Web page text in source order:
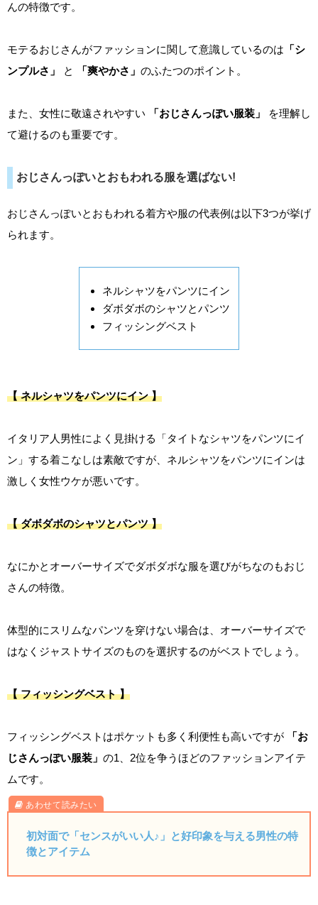
んの特徴です。
モテるおじさんがファッションに関して意識しているのは 「シ
ンプルさ」
と 「爽やかさ」 のふたつのポイント。
また、女性に敬遠されやすい 「おじさんっぽい服装」
を理解し
て避けるのも重要です。
おじさんっぽいとおもわれる服を選ばない!
おじさんっぽいとおもわれる着方や服の代表例は以下3つが挙げ
られます。
ネルシャツをパンツにイン
ダボダボのシャツとパンツ
フィッシングベスト
【 ネルシャツをパンツにイン 】
イタリア人男性によく見掛ける「タイトなシャツをパンツにイ
ン」する着こなしは素敵ですが、ネルシャツをパンツにインは
激しく女性ウケが悪いです。
【 ダボダボのシャツとパンツ 】
なにかとオーバーサイズでダボダボな服を選びがちなのもおじ
さんの特徴。
体型的にスリムなパンツを穿けない場合は、オーバーサイズで
はなくジャストサイズのものを選択するのがベストでしょう。
【 フィッシングベスト 】
フィッシングベストはポケットも多く利便性も高いですが
「お
じさんっぽい服装」 の1、2位を争うほどのファッションアイテ
ムです。
初対面で「センスがいい人♪」と好印象を与える男性の特
徴とアイテム